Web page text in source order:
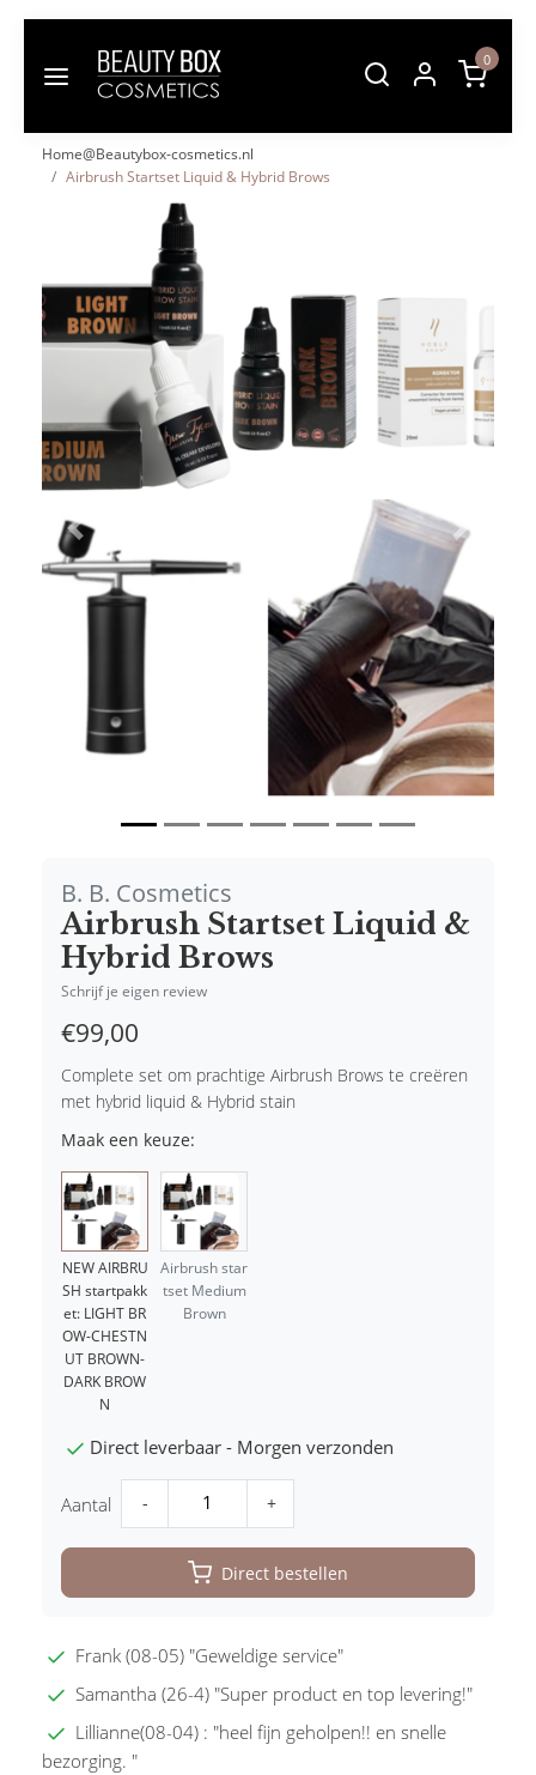
0
Home@Beautybox-cosmetics.nl
Airbrush Startset Liquid & Hybrid Brows
Vorige Volgende
B. B. Cosmetics
Airbrush Startset Liquid &
Hybrid Brows
Schrijf je eigen review
€99,00
Complete set om prachtige Airbrush Brows te creëren
met hybrid liquid & Hybrid stain
Maak een keuze:
NEW AIRBRU
SH startpakk
et: LIGHT BR
OW-CHESTN
UT BROWN-
DARK BROW
N
Airbrush star
tset Medium
Brown
Direct leverbaar - Morgen verzonden
Aantal - +
Direct bestellen
Frank (08-05) "Geweldige service"
Samantha (26-4) "Super product en top levering!"
Lillianne(08-04) : "heel fijn geholpen!! en snelle
bezorging. "